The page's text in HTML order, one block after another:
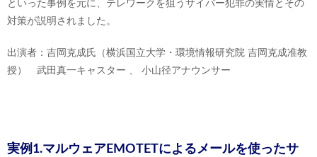
といった事例を元に、テレワークを狙うサイバー犯罪の実情とその
対策が説明されました。
出演者：吉岡克成氏（横浜国立大学・環境情報研究院 吉岡克成准教
授） 武田真一キャスター 、 小山径アナウンサー
実例1.マルウェアEMOTETによるメールを使ったサ